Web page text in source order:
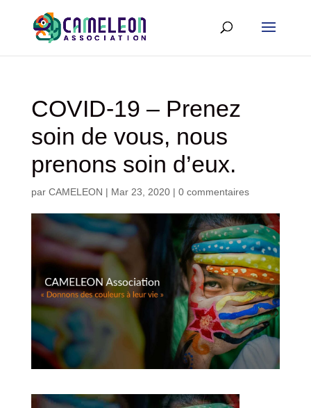
COVID-19 – Prenez
soin de vous, nous
prenons soin d’eux.
par CAMELEON | Mar 23, 2020| 0 commentaires